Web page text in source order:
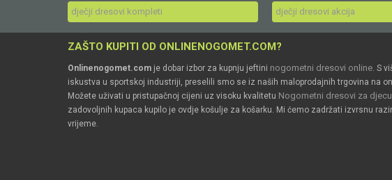
dječji dresovi kompleti dječji dresovi akcija
ZAŠTO KUPITI OD ONLINENOGOMET.COM?
Onlinenogomet.com je dobar izbor za kupnju jeftini nogometni dresovi online. S
iskustva u sportskoj industriji, preselili smo se iz naših maloprodajnih trgovina na
Možete uživati u pristupačnoj cijeni uz visoku kvalitetu Nogometni dresovi za djecu
zadovoljnih kupaca kupilo je ovdje košulje za košarku. Mi ćemo zadržati izvrsnu
vrijeme.